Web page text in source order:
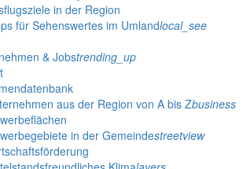
in der Region
für Sehenswertes im Umlandlocal_see
& Jobstrending_up
aus der Region von A bis Zbusiness
in der Gemeindestreetview